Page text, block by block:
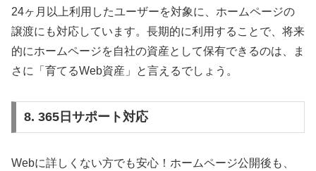
24ヶ月以上利用したユーザーを対象に、ホームページの
譲渡にも対応しています。長期的に利用することで、将来
的にホームページを自社の資産として保有できるのは、ま
さに「育てるWeb資産」と言えるでしょう。
8. 365日サポート対応
Webに詳しくない方でも安心！ホームページ公開後も、